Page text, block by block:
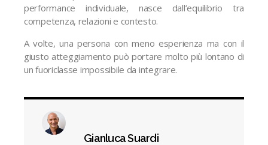
performance individuale, nasce dall’equilibrio tra
competenza, relazioni e contesto.
A volte, una persona con meno esperienza ma con il
giusto atteggiamento può portare molto più lontano di
un fuoriclasse impossibile da integrare.
Gianluca Suardi